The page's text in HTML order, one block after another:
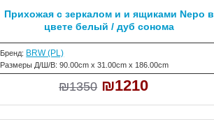
Бренд: BRW (PL)
Размеры Д/Ш/В: 90.00cm x 31.00cm x 186.00cm
Прихожая с зеркалом и и ящиками Nepo в
цвете белый / дуб сонома
₪1350 ₪1210